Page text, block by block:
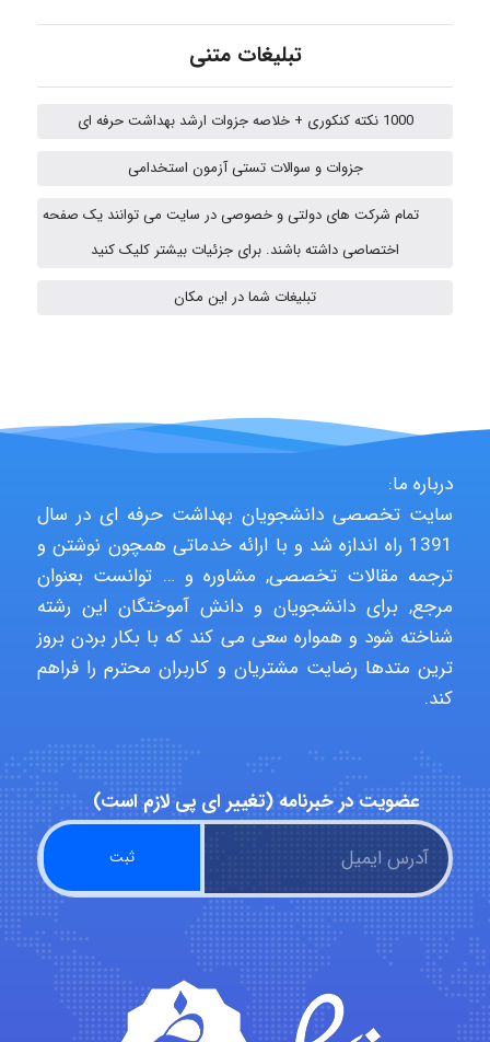
aghajari vahid
HaddadiMahsa
USER124
malekf
abolfazlkoshehe
A.balandeh
fatima
Jafar Tym
تبلیغات متنی
1000 نکته کنکوری + خلاصه جزوات ارشد بهداشت حرفه ای
جزوات و سوالات تستی آزمون استخدامی
تمام شرکت های دولتی و خصوصی در سایت می توانند یک صفحه
اختصاصی داشته باشند. برای جزئیات بیشتر کلیک کنید
تبلیغات شما در این مکان
درباره ما:
سایت تخصصی دانشجویان بهداشت حرفه ای در سال
1391 راه اندازه شد و با ارائه خدماتی همچون نوشتن و
ترجمه مقالات تخصصی, مشاوره و … توانست بعنوان
مرجع, برای دانشجویان و دانش آموختگان این رشته
شناخته شود و همواره سعی می کند که با بکار بردن بروز
ترین متدها رضایت مشتریان و کاربران محترم را فراهم
کند.
عضویت در خبرنامه (تغییر ای پی لازم است)